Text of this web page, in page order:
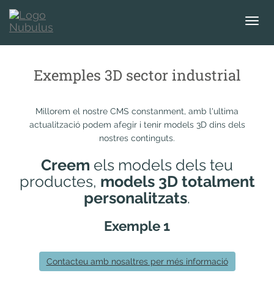
T
t
Exemples 3D sector industrial
Millorem el nostre CMS constanment, amb l'ultima
actualització podem afegir i tenir models 3D dins dels
nostres continguts.
Creem els models dels teu
productes, models 3D totalment
personalitzats.
Exemple 1
Contacteu amb nosaltres per més informació